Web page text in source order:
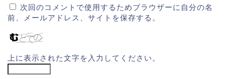
次回のコメントで使用するためブラウザーに自分の名
前、メールアドレス、サイトを保存する。
上に表示された文字を入力してください。